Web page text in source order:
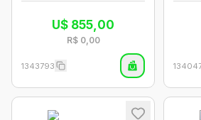
U$ 855,00
R$ 0,00
1343793